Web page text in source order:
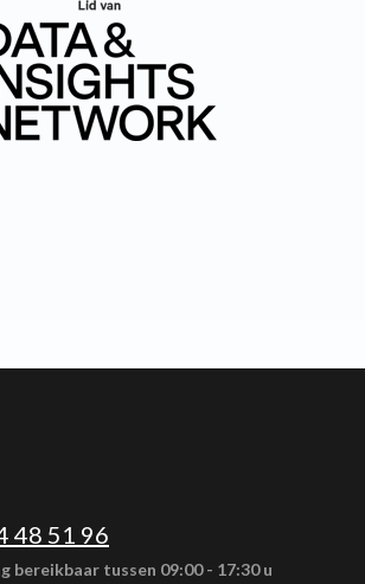
48 51 96
bereikbaar tussen 09:00 - 17:30 u